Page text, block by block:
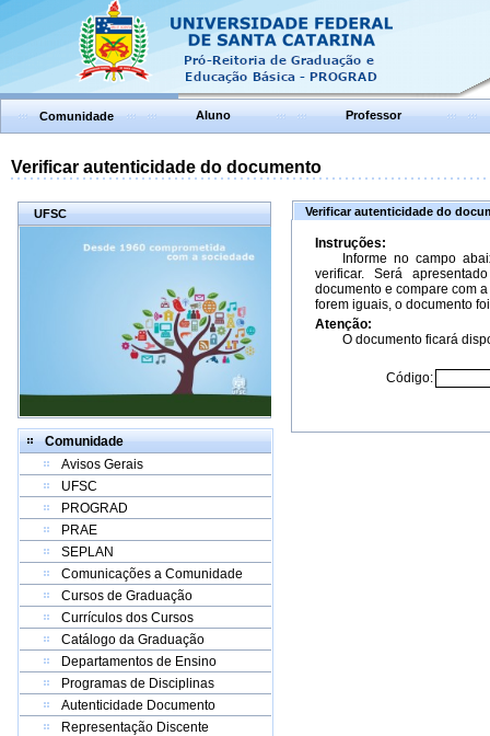
Comunidade Aluno Professor
Verificar autenticidade do documento
UFSC
Comunidade
Avisos Gerais
UFSC
PROGRAD
PRAE
SEPLAN
Comunicações a Comunidade
Cursos de Graduação
Currículos dos Cursos
Catálogo da Graduação
Departamentos de Ensino
Programas de Disciplinas
Autenticidade Documento
Representação Discente
Verificar autenticidade do
Instruções:
Informe no campo
verificar. Será
documento e compare com
forem iguais, o documento
Atenção:
O documento ficará
Código: